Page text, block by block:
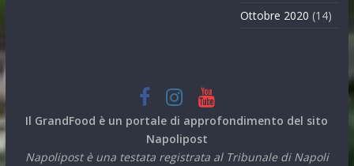
Ottobre 2020 (14)
Il GrandFood è un portale di approfondimento del sito
Napolipost
Napolipost è una testata registrata al Tribunale di Napoli